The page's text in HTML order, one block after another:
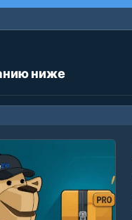
ниже